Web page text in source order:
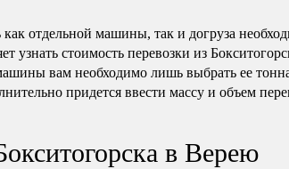
как отдельной машины, так и догруза
узнать стоимость перевозки из
вам необходимо лишь выбрать ее
придется ввести массу и объем
в Верею